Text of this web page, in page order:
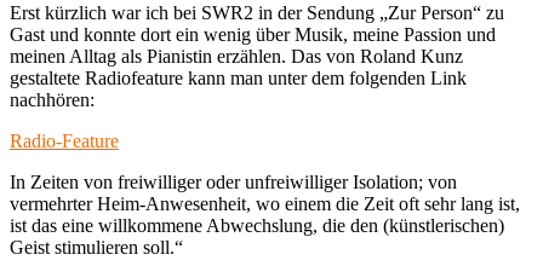
Erst kürzlich war ich bei SWR2 in der Sendung „Zur Person“ zu
Gast und konnte dort ein wenig über Musik, meine Passion und
meinen Alltag als Pianistin erzählen. Das von Roland Kunz
gestaltete Radiofeature kann man unter dem folgenden Link
nachhören:
Radio-Feature
In Zeiten von freiwilliger oder unfreiwilliger Isolation; von
vermehrter Heim-Anwesenheit, wo einem die Zeit oft sehr lang ist,
ist das eine willkommene Abwechslung, die den (künstlerischen)
Geist stimulieren soll.“